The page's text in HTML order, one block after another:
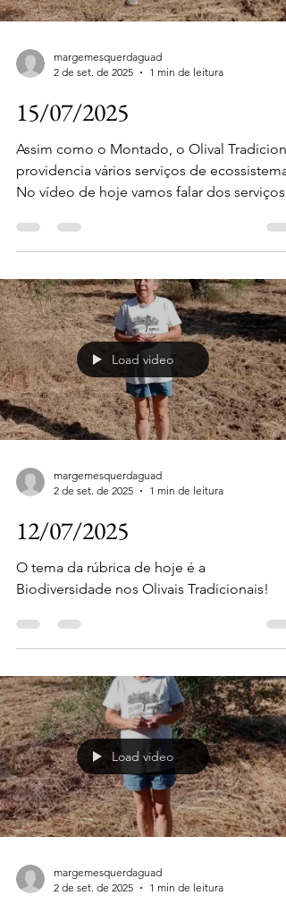
margemesquerdaguad
2 de set. de 2025
1 min de leitura
15/07/2025
Assim como o Montado, o Olival
providencia vários serviços de ecossistema.
No vídeo de hoje vamos falar dos serviços
Load video
margemesquerdaguad
2 de set. de 2025
1 min de leitura
12/07/2025
O tema da rúbrica de hoje é a
Biodiversidade nos Olivais Tradicionais!
Load video
margemesquerdaguad
2 de set. de 2025
1 min de leitura